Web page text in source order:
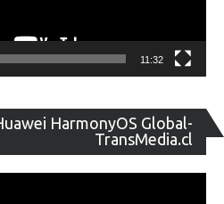
11:32
HarmonyOS Global-
TransMedia.cl
de